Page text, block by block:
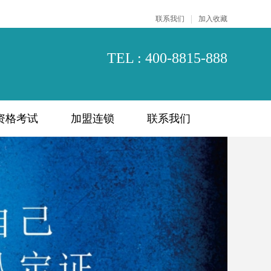
联系我们 | 加入收藏
TEL : 400-8815-888
格考试 加盟连锁 联系我们